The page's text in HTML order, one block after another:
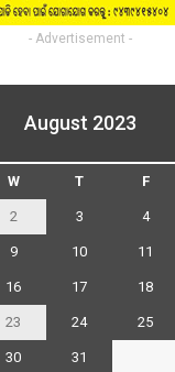
- Advertisement -
August 2023
W T F
2 3 4
9 10 11
16 17 18
23 24 25
30
31